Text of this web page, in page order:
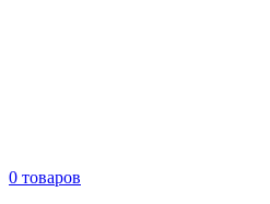
0 товаров